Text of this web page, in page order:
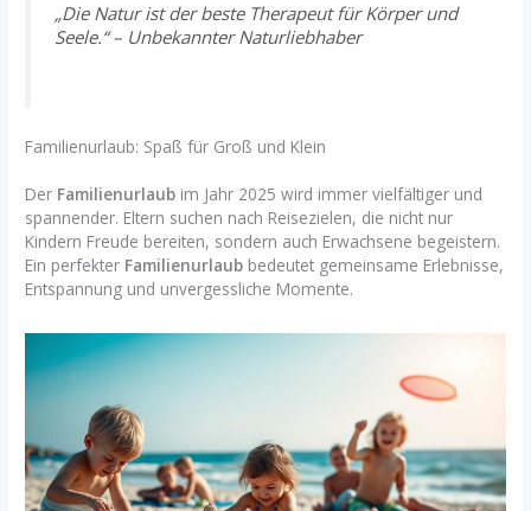
„Die Natur ist der beste Therapeut für Körper und
Seele.“ – Unbekannter Naturliebhaber
Familienurlaub: Spaß für Groß und Klein
Der Familienurlaub im Jahr 2025 wird immer vielfältiger und
spannender. Eltern suchen nach Reisezielen, die nicht nur
Kindern Freude bereiten, sondern auch Erwachsene begeistern.
Ein perfekter Familienurlaub bedeutet gemeinsame Erlebnisse,
Entspannung und unvergessliche Momente.